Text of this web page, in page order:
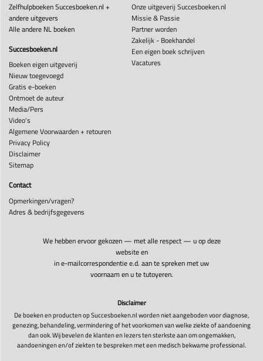
Zelfhulpboeken Succesboeken.nl +
andere uitgevers
Alle andere NL boeken
Succesboeken.nl
Boeken eigen uitgeverij
Nieuw toegevoegd
Gratis e-boeken
Ontmoet de auteur
Media/Pers
Video's
Algemene Voorwaarden + retouren
Privacy Policy
Disclaimer
Sitemap
Onze uitgeverij Succesboeken.nl
Missie & Passie
Partner worden
Zakelijk - Boekhandel
Een eigen boek schrijven
Vacatures
Contact
Opmerkingen/vragen?
Adres & bedrijfsgegevens
We hebben ervoor gekozen — met alle respect — u op deze
website en
in e-mailcorrespondentie e.d. aan te spreken met uw
voornaam en u te tutoyeren.
Disclaimer
De boeken en producten op Succesboeken.nl worden niet aangeboden voor diagnose,
genezing, behandeling, vermindering of het voorkomen van welke ziekte of aandoening
dan ook. Wij bevelen de klanten en lezers ten sterkste aan om ongemakken,
aandoeningen en/of ziekten te bespreken met een medisch bekwame professional.